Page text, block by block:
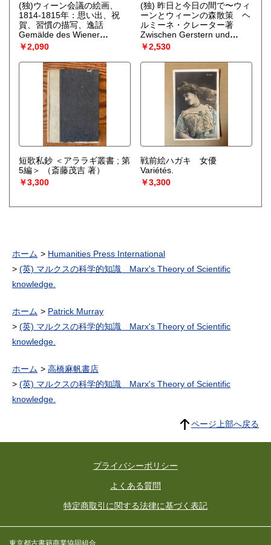
(独)ウィーン会議の絵画、
1814-1815年：思い出、祝
賀、習慣の描写、逸話
Gemälde des Wiener
Kongresses, 1814-1815 :
Erinnerungen, Feste,
Sittenschilderungen,
Anekdoten
（Graf Augste de
la Garde ; nach dem
Französischen, mit
Benützung von Ludwig
Eichlers Übersetzung neu
herausgegeben und
eingeleitet von Hans
Effenberger）
￥2,090
(独) 昨日と今日の間で〜ウィ
ーンとウィーンの森散策 ヘ
ルミーネ・クレーター著
Zwischen Gerstern und
Heute. Wanderungen furch
Wien und den Wienerwald.
Mit 48 Abb. 2. Aufl.
（Hermine Cloeter）
￥2,530
短歌私鈔 ＜アララギ叢書 ; 第
5編＞
（斎藤茂吉 著）
￥3,300
戦前絵ハガキ 女優
Variétés.
￥3,300
ホーム
Humanities Press International
(英) マルクスの科学的知識 Marx's Theory of Scientific
knowledge.
ホーム
Patrick Murray
(英) マルクスの科学的知識 Marx's Theory of Scientific
knowledge.
ホーム
高橋麻帆書店
(英) マルクスの科学的知識 Marx's Theory of Scientific
knowledge.
ページ上部へ戻る
プライバシーポリシー
よくある質問
特定商取引に関する法律に基づく表記
東京都古書籍商業協同組合